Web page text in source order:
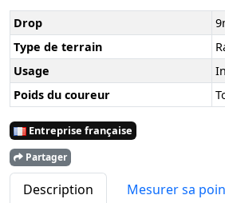
Drop
Type de terrain
Usage
Poids du coureur
Entreprise française
Partager
Description
Mesurer sa